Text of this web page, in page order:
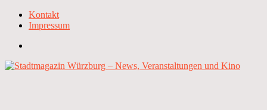
Kontakt
Impressum